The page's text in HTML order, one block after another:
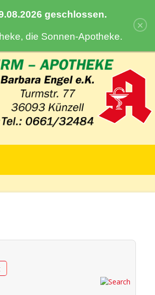
×
geschlossen.
die Sonnen-Apotheke.